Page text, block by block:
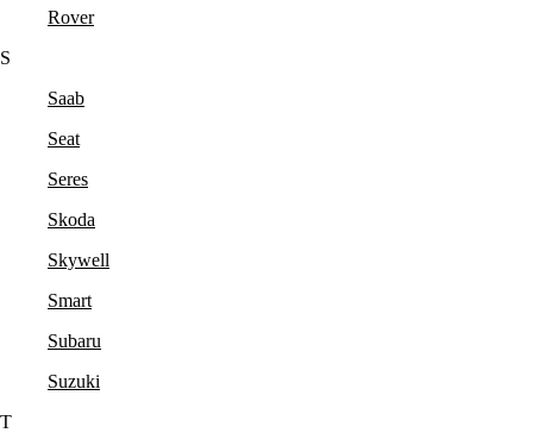
Rover
S
Saab
Seat
Seres
Skoda
Skywell
Smart
Subaru
Suzuki
T